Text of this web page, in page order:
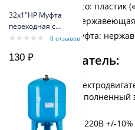
32х1"НР Муфта
переходная с
наружной
0 отзывов
130 ₽
Рабочее колесо:
Вал насоса: нержавеющая
Приводная муфта:
Электродвигатель:
Погружной
перемотки,
маслом
Однофазный: 220В +/-10%